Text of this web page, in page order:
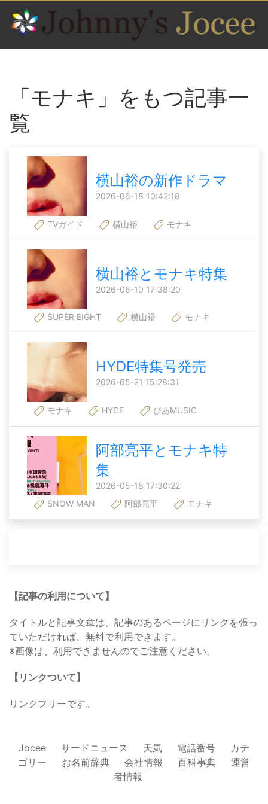
「モナキ」をもつ記事一
覧
横山裕の新作ドラマ
2026-06-18 10:42:18
TVガイド 横山裕 モナキ
横山裕とモナキ特集
2026-06-10 17:38:20
SUPER EIGHT 横山裕 モナキ
HYDE特集号発売
2026-05-21 15:28:31
モナキ HYDE ぴあMUSIC
阿部亮平とモナキ特
集
2026-05-18 17:30:22
SNOW MAN
阿部亮平 モナキ
【記事の利用について】
タイトルと記事文章は、記事のあるページにリンクを張っ
ていただければ、無料で利用できます。
※画像は、利用できませんのでご注意ください。
【リンクついて】
リンクフリーです。
Jocee サードニュース 天気 電話番号
カテ
ゴリー
お名前辞典 会社情報 百科事典
運営
者情報